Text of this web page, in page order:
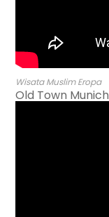
Wisata Muslim Eropa
Old Town Munich